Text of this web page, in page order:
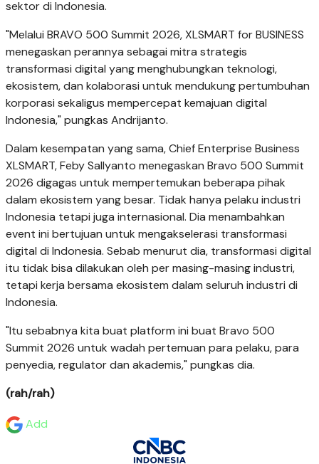
sektor di Indonesia.
"Melalui BRAVO 500 Summit 2026, XLSMART for BUSINESS
menegaskan perannya sebagai mitra strategis
transformasi digital yang menghubungkan teknologi,
ekosistem, dan kolaborasi untuk mendukung pertumbuhan
korporasi sekaligus mempercepat kemajuan digital
Indonesia," pungkas Andrijanto.
Dalam kesempatan yang sama, Chief Enterprise Business
XLSMART, Feby Sallyanto menegaskan Bravo 500 Summit
2026 digagas untuk mempertemukan beberapa pihak
dalam ekosistem yang besar. Tidak hanya pelaku industri
Indonesia tetapi juga internasional. Dia menambahkan
event ini bertujuan untuk mengakselerasi transformasi
digital di Indonesia. Sebab menurut dia, transformasi digital
itu tidak bisa dilakukan oleh per masing-masing industri,
tetapi kerja bersama ekosistem dalam seluruh industri di
Indonesia.
"Itu sebabnya kita buat platform ini buat Bravo 500
Summit 2026 untuk wadah pertemuan para pelaku, para
penyedia, regulator dan akademis," pungkas dia.
(rah/rah)
Add